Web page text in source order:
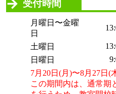
受付時間
月曜日〜金曜
日
土曜日
日曜日
7月20日(月)〜8月27日(
この期間内は、通常期